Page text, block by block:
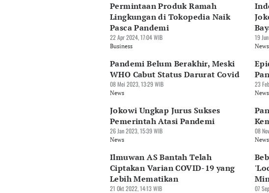
Permintaan Produk Ramah
Lingkungan di Tokopedia Naik
Pasca Pandemi
22 Apr 2024, 17:04 WIB
Business
19
News
Pandemi Belum Berakhir, Meski
WHO Cabut Status Darurat Covid
08 Mei 2023, 13:29 WIB
News
23
News
Jokowi Ungkap Jurus Sukses
Pemerintah Atasi Pandemi
26 Jan 2023, 15:39 WIB
News
08
News
Ilmuwan AS Bantah Telah
Ciptakan Varian COVID-19 yang
Lebih Mematikan
21 Okt 2022, 14:13 WIB 07